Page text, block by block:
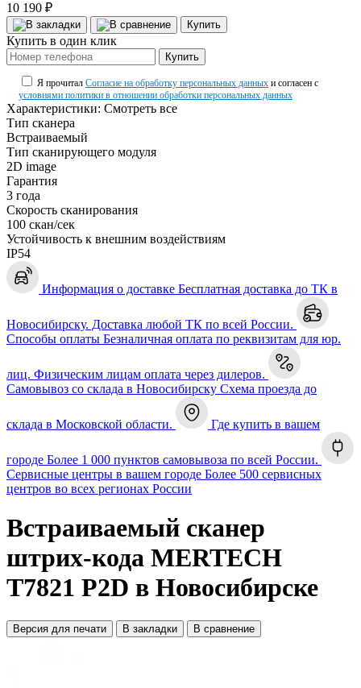
10 190 ₽
Купить
Купить в один клик
Купить
Я прочитал Согласие на обработку персональных данных и согласен с
условиями политики в отношении обработки персональных данных
Характеристики: Смотреть все
Тип сканера
Встраиваемый
Тип сканирующего модуля
2D image
Гарантия
3 года
Скорость сканирования
100 скан/сек
Устойчивость к внешним воздействиям
IP54
Информация о доставке Бесплатная доставка до ТК в
Новосибирску. Доставка любой ТК по всей России.
Способы оплаты Безналичная оплата по реквизитам для юр.
лиц. Физическим лицам оплата через дилеров.
Самовывоз со склада в Новосибирску Схема проезда до
склада в Московской области. Где купить в вашем
городе Более 1 000 пунктов самовывоза по всей России.
Сервисные центры в вашем городе Более 500 сервисных
центров во всех регионах России
Встраиваемый сканер
штрих-кода MERTECH
T7821 P2D в Новосибирске
Версия для печати В закладки В сравнение